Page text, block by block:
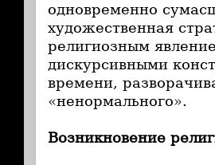
одновременно
художественная
религиозным
дискурсивными
времени,
«ненормального».
Возникновение